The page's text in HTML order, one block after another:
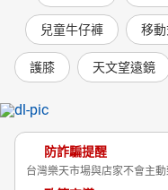
兒童牛仔褲 移
護膝 天文望遠鏡
防詐騙提醒
台灣樂天市場與店家不會主